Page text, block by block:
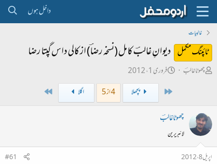
داخل ہوں
غالبیات
ٹائپنگ مکمل دیوانِ غالبؔ کامل (نسخہ رضاؔ) از کالی داس گپتا رضا
ص
ب
ل
ڑ
ی
چھوٹاغالبؔ
ت
ر
ا
فروری 1، 2012
پچھلا 4 از 5 اگلا
چھوٹاغالبؔ
لائبریرین
اپریل 8، 2012
#61